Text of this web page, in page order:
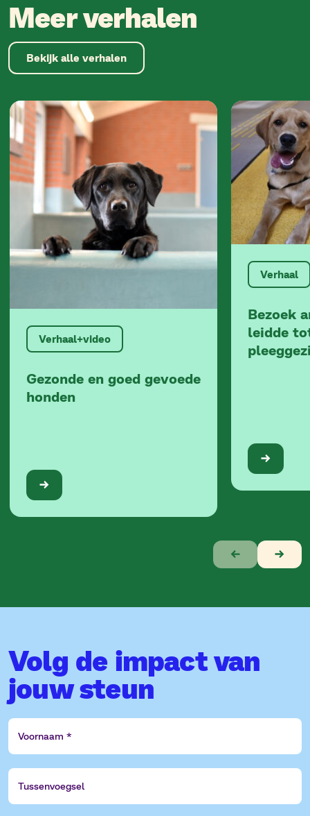
Meer verhalen
Bekijk alle verhalen
Verhaal+video
Gezonde en goed gevoede
honden
Verhaal
Bezoek
leidde
Volg de impact van
jouw steun
Voornaam
Tussenvoegsel